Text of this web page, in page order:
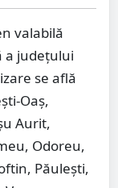
valabilă
a județului
se află
Oaș,
Aurit,
Odoreu,
Păulești,